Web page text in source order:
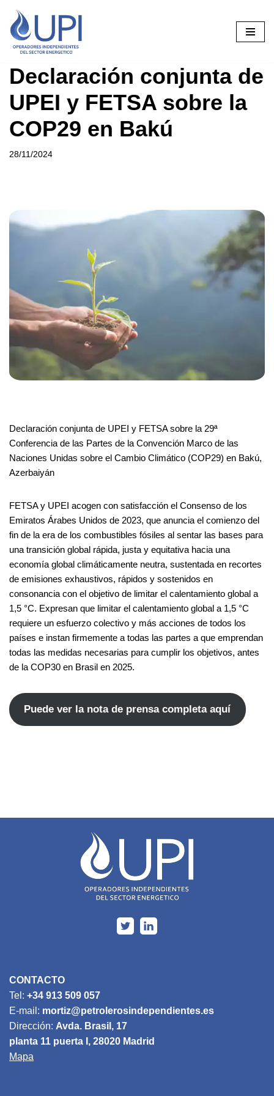
Saltar
al
Declaración conjunta de
UPEI y FETSA sobre la
COP29 en Bakú
28/11/2024
Declaración conjunta de UPEI y FETSA sobre la 29ª
Conferencia de las Partes de la Convención Marco de las
Naciones Unidas sobre el Cambio Climático (COP29) en Bakú,
Azerbaiyán
FETSA y UPEI acogen con satisfacción el Consenso de los
Emiratos Árabes Unidos de 2023, que anuncia el comienzo del
fin de la era de los combustibles fósiles al sentar las bases para
una transición global rápida, justa y equitativa hacia una
economía global climáticamente neutra, sustentada en recortes
de emisiones exhaustivos, rápidos y sostenidos en
consonancia con el objetivo de limitar el calentamiento global a
1,5 °C. Expresan que limitar el calentamiento global a 1,5 °C
requiere un esfuerzo colectivo y más acciones de todos los
países e instan firmemente a todas las partes a que emprendan
todas las medidas necesarias para cumplir los objetivos, antes
de la COP30 en Brasil en 2025.
Puede ver la nota de prensa completa aquí
CONTACTO
Tel: +34 913 509 057
E-mail: mortiz@petrolerosindependientes.es
Dirección: Avda. Brasil, 17
planta 11 puerta I, 28020 Madrid
Mapa